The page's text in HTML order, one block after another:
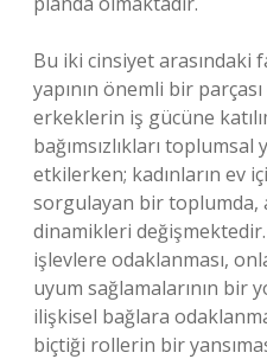
Bu iki cinsiyet arasındaki
yapının önemli bir
erkeklerin iş gücüne
bağımsızlıkları toplumsal
etkilerken; kadınların ev
sorgulayan bir
dinamikleri
işlevlere odaklanması,
uyum sağlamalarının bir
ilişkisel bağlara
biçtiği rollerin bir